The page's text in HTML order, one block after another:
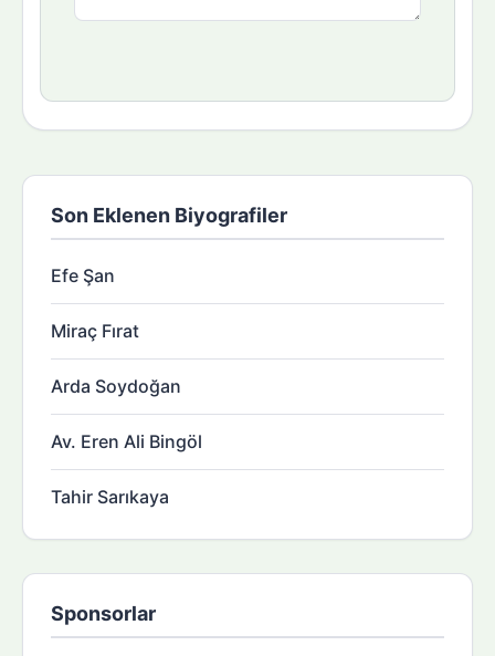
Son Eklenen Biyografiler
Efe Şan
Miraç Fırat
Arda Soydoğan
Av. Eren Ali Bingöl
Tahir Sarıkaya
Sponsorlar